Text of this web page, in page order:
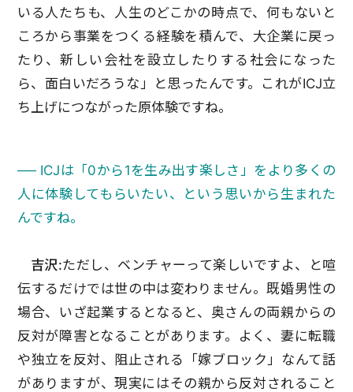
いる人たちも、人生のどこかの時点で、何もないと
ころから事業をつくる経験を積んで、大企業に戻っ
たり、新しい会社を設立したりする社会になった
ら、面白いだろうな」と思ったんです。これがICJ立
ち上げにつながった原体験ですね。
── ICJは「0から1を生み出す楽しさ」をより多くの
人に体験してもらいたい、という思いから生まれた
んですね。
吉沢:ただし、ベンチャーって楽しいですよ、と喧
伝するだけでは世の中は変わりません。既婚男性の
場合、いざ起業するとなると、奥さんの両親からの
反対が障害となることがあります。よく、妻に転職
や独立を反対、阻止される「嫁ブロック」なんて話
がありますが、現実にはその親から反対されること